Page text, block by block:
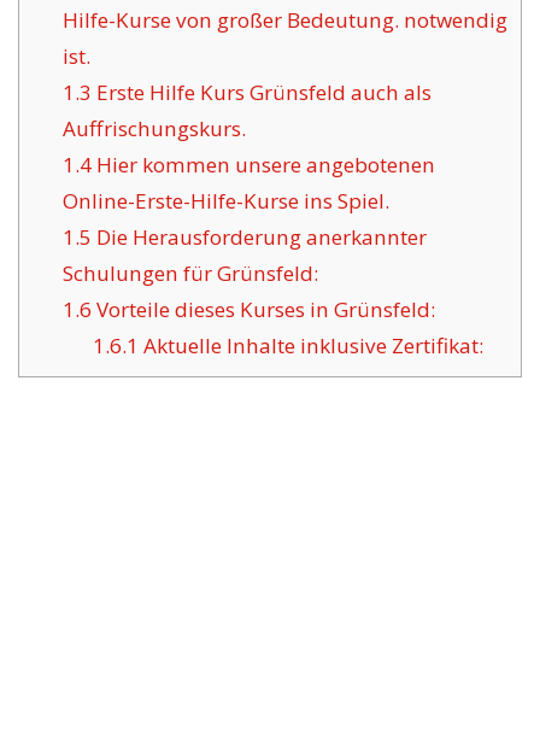
Hilfe-Kurse von großer Bedeutung. notwendig
ist.
1.3 Erste Hilfe Kurs Grünsfeld auch als
Auffrischungskurs.
1.4Hier kommen unsere angebotenen
Online-Erste-Hilfe-Kurse ins Spiel.
1.5 Die Herausforderung anerkannter
Schulungen für Grünsfeld:
1.6 Vorteile dieses Kurses in Grünsfeld:
1.6.1 Aktuelle Inhalte inklusive Zertifikat: